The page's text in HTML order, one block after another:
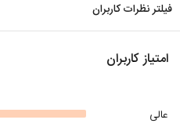
فیلتر نظرات کاربران
امتیاز کاربران
عالی